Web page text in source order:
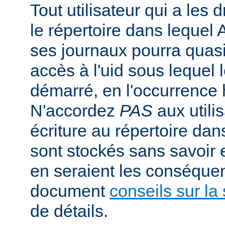
Tout utilisateur qui a les
le répertoire dans lequel
ses journaux pourra
accès à l'uid sous lequel
démarré, en
N'accordez PAS aux
écriture au répertoire
sont stockés sans savoir
en seraient les
document conseils sur la
de détails.